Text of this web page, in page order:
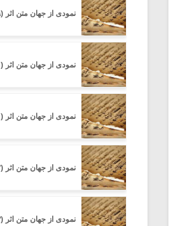
نمودی از جهان متن اثر (۹)
نمودی از جهان متن اثر (۱۰)
نمودی از جهان متن اثر (۱۱)
نمودی از جهان متن اثر (۱۲)
نمودی از جهان متن اثر (۱۳)